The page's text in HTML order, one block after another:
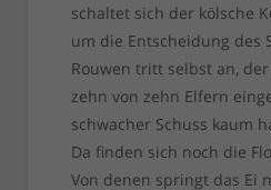
schaltet sich der kölsche
um die Entscheidung des
Rouwen tritt selbst an,
zehn von zehn Elfern
schwacher Schuss kaum
Da finden sich noch die
Von denen springt das Ei